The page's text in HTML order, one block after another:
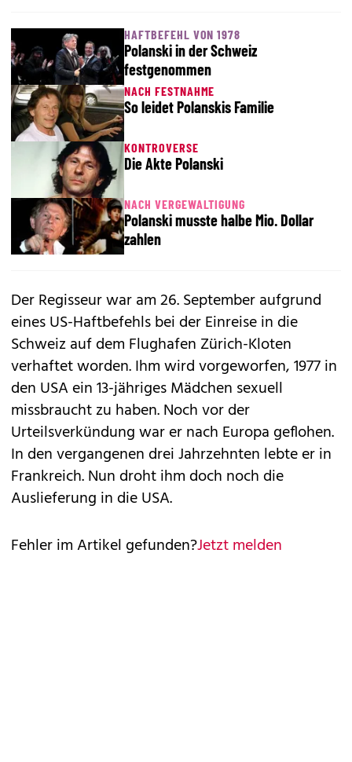
HAFTBEFEHL VON 1978
Polanski in der Schweiz
festgenommen
NACH FESTNAHME
So leidet Polanskis Familie
KONTROVERSE
Die Akte Polanski
NACH VERGEWALTIGUNG
Polanski musste halbe Mio. Dollar
zahlen
Der Regisseur war am 26. September aufgrund
eines US-Haftbefehls bei der Einreise in die
Schweiz auf dem Flughafen Zürich-Kloten
verhaftet worden. Ihm wird vorgeworfen, 1977 in
den USA ein 13-jähriges Mädchen sexuell
missbraucht zu haben. Noch vor der
Urteilsverkündung war er nach Europa geflohen.
In den vergangenen drei Jahrzehnten lebte er in
Frankreich. Nun droht ihm doch noch die
Auslieferung in die USA.
Fehler im Artikel gefunden?Jetzt melden